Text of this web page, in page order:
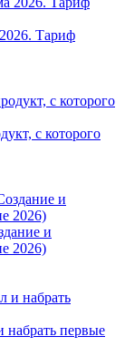
Тариф
с которого
и
2026)
набрать первые